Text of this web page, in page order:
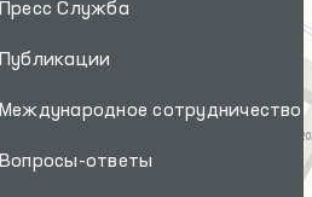
Пресс Служба
Публикации
Международное сотрудничество
Вопросы-ответы